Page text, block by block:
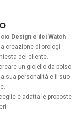
Design e dei Watch
creazione di orologi
del cliente.
un gioiello da polso
sua personalità e il suo
e adatta le proposte